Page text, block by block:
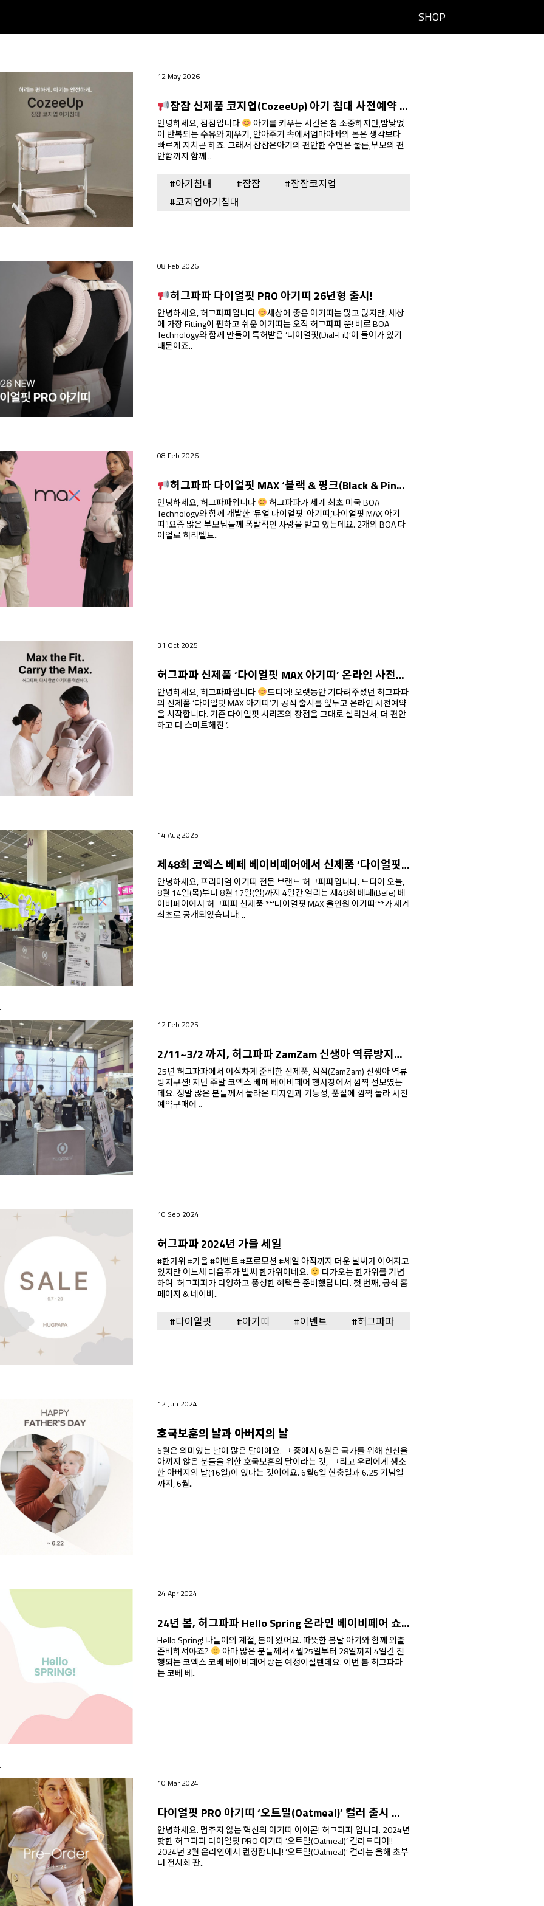
SHOP
12 May 2026
잠잠 신제품 코지업(CozeeUp) 아기 침대 사전예약 OPEN!
안녕하세요, 잠잠입니다
이 반복되는 수유와 재우기, 안아주기 속에서엄마아빠의 몸은 생각보다
빠르게 지치곤 하죠. 그래서 잠잠은아기의 편안한 수면은 물론,부모의 편
안함까지 함께 ..
#아기침대 #잠잠
#잠잠코지업
#코지업아기침대
08 Feb 2026
허그파파 다이얼핏 PRO 아기띠 26년형 출시!
안녕하세요, 허그파파입니다
세상에 좋은 아기띠는 많고 많지만, 세상
에 가장 Fitting이 편하고 쉬운 아기띠는 오직 허그파파 뿐! 바로 BOA
Technology와 함께 만들어 특허받은 ‘다이얼핏(Dial-Fit)’이 들어가 있기
때문이죠..
08 Feb 2026
허그파파 다이얼핏 MAX ‘블랙 & 핑크(Black & Pink)’ 에디션 출시!
안녕하세요, 허그파파입니다
Technology와 함께 개발한 ‘듀얼 다이얼핏’ 아기띠,‘다이얼핏 MAX 아기
띠’!요즘 많은 부모님들께 폭발적인 사랑을 받고 있는데요. 2개의 BOA 다
이얼로 허리벨트..
31 Oct 2025
허그파파 신제품 ‘다이얼핏 MAX 아기띠’ 온라인 사전예약 시작! 쇼핑 LIVE 1-4차 일정 안내
안녕하세요, 허그파파입니다
드디어! 오랫동안 기다려주셨던 허그파파
의 신제품 ‘다이얼핏 MAX 아기띠’가 공식 출시를 앞두고 온라인 사전예약
을 시작합니다. 기존 다이얼핏 시리즈의 장점을 그대로 살리면서, 더 편안
하고 더 스마트해진 ‘..
14 Aug 2025
제48회 코엑스 베페 베이비페어에서 신제품 ‘다이얼핏 MAX 올인원 아기띠’ 최초 공개_ 사전 예약 시작!
안녕하세요, 프리미엄 아기띠 전문 브랜드 허그파파입니다. 드디어 오늘,
8월 14일(목)부터 8월 17일(일)까지 4일간 열리는 제48회 베페(Befe) 베
이비페어에서 허그파파 신제품 **‘다이얼핏 MAX 올인원 아기띠’**가 세계
최초로 공개되었습니다! ..
12 Feb 2025
2/11~3/2 까지, 허그파파 ZamZam 신생아 역류방지쿠션 사전예약 이벤트!
25년 허그파파에서 야심차게 준비한 신제품, 잠잠(ZamZam) 신생아 역류
방지쿠션! 지난 주말 코엑스 베페 베이비페어 행사장에서 깜짝 선보였는
데요. 정말 많은 분들께서 놀라운 디자인과 기능성, 품질에 깜짝 놀라 사전
예약구매에 ..
10 Sep 2024
허그파파 2024년 가을 세일
#한가위 #가을 #이벤트 #프로모션 #세일 아직까지 더운 날씨가 이어지고
있지만 어느새 다음주가 벌써 한가위이네요.
하여 허그파파가 다양하고 풍성한 혜택을 준비했답니다. 첫 번째, 공식 홈
페이지 & 네이버..
#다이얼핏 #아기띠 #이벤트 #허그파파
12 Jun 2024
호국보훈의 날과 아버지의 날
6월은 의미있는 날이 많은 달이에요. 그 중에서 6월은 국가를 위해 헌신을
아끼지 않은 분들을 위한 호국보훈의 달이라는 것, 그리고 우리에게 생소
한 아버지의 날(16일)이 있다는 것이에요. 6월6일 현충일과 6.25 기념일
까지, 6월..
24 Apr 2024
24년 봄, 허그파파 Hello Spring 온라인 베이비페어 쇼핑라이브
Hello Spring! 나들이의 계절, 봄이 왔어요. 따뜻한 봄날 아기와 함께 외출
준비하셔야죠?
행되는 코엑스 코베 베이비페어 방문 예정이실텐데요. 이번 봄 허그파파
는 코베 베..
10 Mar 2024
다이얼핏 PRO 아기띠 ‘오트밀(Oatmeal)’ 컬러 출시 및 사전구매 이벤트 안내
안녕하세요. 멈추지 않는 혁신의 아기띠 아이콘! 허그파파 입니다. 2024년
핫한 허그파파 다이얼핏 PRO 아기띠 ‘오트밀(Oatmeal)’ 컬러드디어!!
2024년 3월 온라인에서 런칭합니다! ‘오트밀(Oatmeal)’ 컬러는 올해 초부
터 전시회 판..